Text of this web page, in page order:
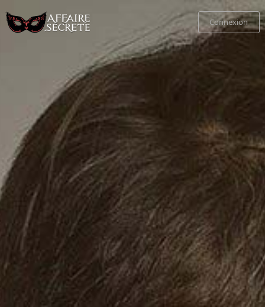
Connexion